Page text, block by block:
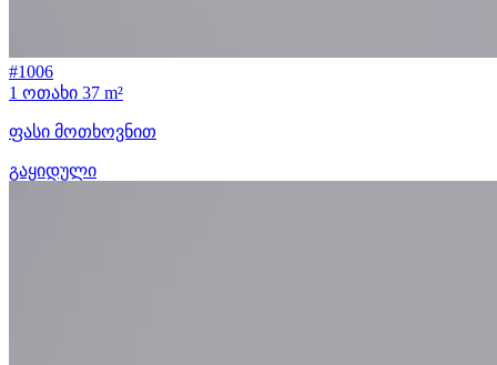
#1006
1 ოთახი 37 m²
ფასი მოთხოვნით
გაყიდული